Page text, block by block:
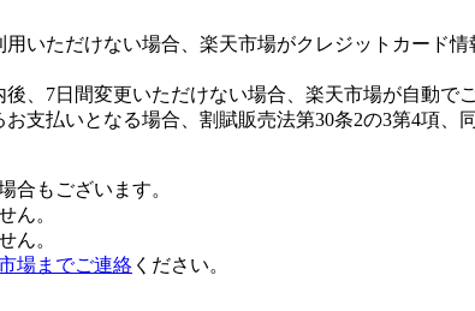
いただけない場合、楽天市場がクレジットカード
、7日間変更いただけない場合、楽天市場が自動で
支払いとなる場合、割賦販売法第30条2の3第4項、
合もございます。
ん。
ん。
場までご連絡 ください。